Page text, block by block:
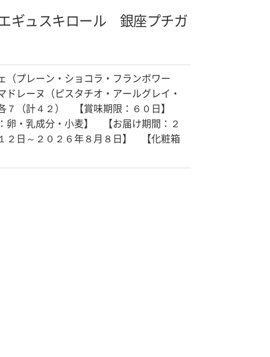
ュスキロール 銀座プチガ
（プレーン・ショコラ・フランボワー
ドレーヌ（ピスタチオ・アールグレイ・
７（計４２） 【賞味期限：６０日】
卵・乳成分・小麦】 【お届け期間：２
２日～２０２６年８月８日】 【化粧箱